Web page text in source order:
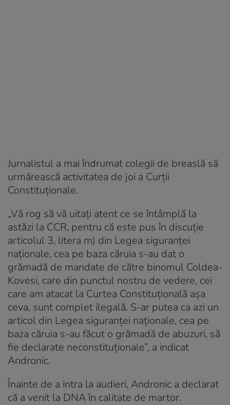
Jurnalistul a mai îndrumat colegii de breaslă să
urmărească activitatea de joi a Curții
Constituționale.
„Vă rog să vă uitați atent ce se întâmplă la
astăzi la CCR, pentru că este pus în discuție
articolul 3, litera m) din Legea siguranței
naționale, cea pe baza căruia s-au dat o
grămadă de mandate de către binomul Coldea-
Kovesi, care din punctul nostru de vedere, cei
care am atacat la Curtea Constituțională așa
ceva, sunt complet ilegală. S-ar putea ca azi un
articol din Legea siguranței naționale, cea pe
baza căruia s-au făcut o grămadă de abuzuri, să
fie declarate neconstituționale”, a indicat
Andronic.
Înainte de a intra la audieri, Andronic a declarat
că a venit la DNA în calitate de martor.